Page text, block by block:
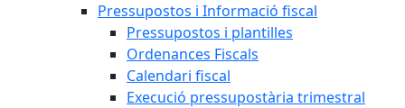
Pressupostos i Informació fiscal
Pressupostos i plantilles
Ordenances Fiscals
Calendari fiscal
Execució pressupostària trimestral